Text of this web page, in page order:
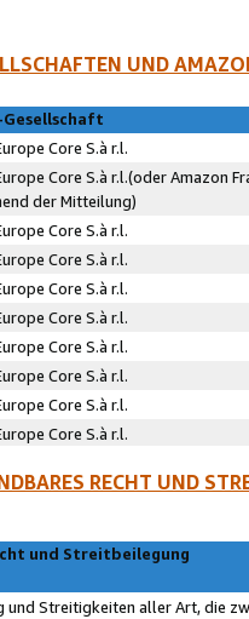
UND
Core S.à r.l.
Core S.à r.l.(oder Amazon
der Mitteilung)
Core S.à r.l.
Core S.à r.l.
Core S.à r.l.
Core S.à r.l.
Core S.à r.l.
Core S.à r.l.
Core S.à r.l.
Core S.à r.l.
RECHT UND
und Streitbeilegung
und Streitigkeiten aller Art, die